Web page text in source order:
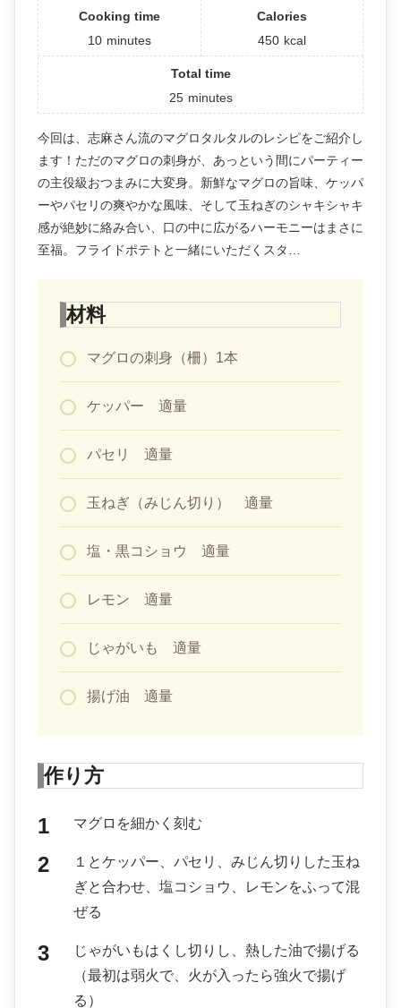
Cooking time
10 minutes
Calories
450 kcal
Total time
25 minutes
今回は、志麻さん流のマグロタルタルのレシピをご紹介し
ます！ただのマグロの刺身が、あっという間にパーティー
の主役級おつまみに大変身。新鮮なマグロの旨味、ケッパ
ーやパセリの爽やかな風味、そして玉ねぎのシャキシャキ
感が絶妙に絡み合い、口の中に広がるハーモニーはまさに
至福。フライドポテトと一緒にいただくスタ…
材料
マグロの刺身（柵）1本
ケッパー 適量
パセリ 適量
玉ねぎ（みじん切り） 適量
塩・黒コショウ 適量
レモン 適量
じゃがいも 適量
揚げ油 適量
作り方
マグロを細かく刻む
１とケッパー、パセリ、みじん切りした玉ね
ぎと合わせ、塩コショウ、レモンをふって混
ぜる
じゃがいもはくし切りし、熱した油で揚げる
（最初は弱火で、火が入ったら強火で揚げ
る）